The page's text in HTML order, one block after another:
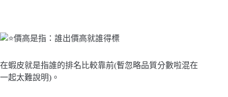
價高是指：誰出價高就誰得標
在蝦皮就是指誰的排名比較靠前(暫忽略品質分數啦混在
一起太難說明)。